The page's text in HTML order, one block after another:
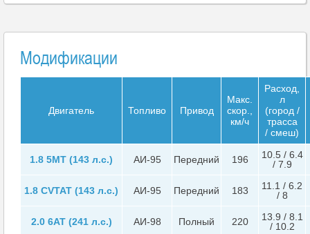
Модификации
Двигатель Топливо Привод
Макс.
скор.,
км/ч
Расход,
л
(город /
трасса
/ смеш)
1.8 5MT (143 л.с.) АИ-95 Передний 196
10.5 / 6.4
/ 7.9
1.8 CVTAT (143 л.с.) АИ-95 Передний 183
11.1 / 6.2
/ 8
2.0 6AT (241 л.с.) АИ-98 Полный 220
13.9 / 8.1
/ 10.2